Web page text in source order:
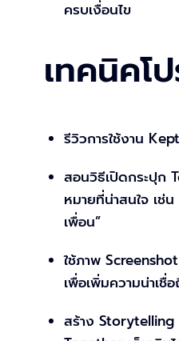
ครบเงื่อนไข
เทคนิคโ
รีวิวการใช้งาน
สอนวิธีเปิดกระปุก
หมายที่น่าสนใจ เช่
เพื่อน”
ใช้ภาพ
เพื่อเพิ่มความน่าเชื่
สร้าง Storytelling